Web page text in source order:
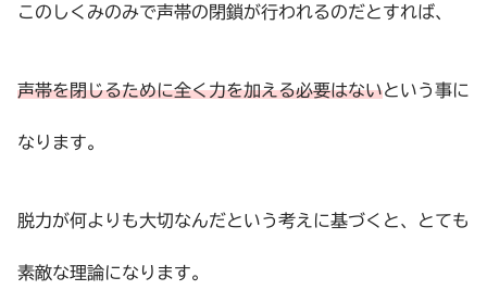
このしくみのみで声帯の閉鎖が行われるのだとすれば、
声帯を閉じるために全く力を加える必要はないという事に
なります。
脱力が何よりも大切なんだという考えに基づくと、とても
素敵な理論になります。